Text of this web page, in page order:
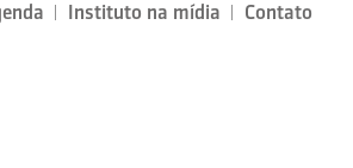
Instituto na mídia
Contato